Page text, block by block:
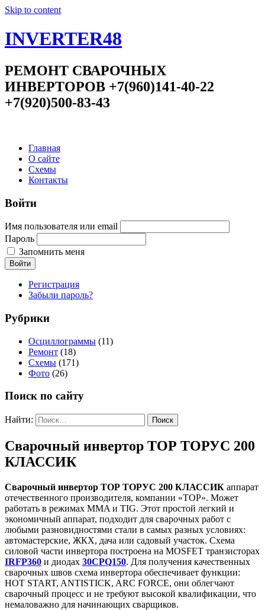
Skip to content
INVERTER48
РЕМОНТ СВАРОЧНЫХ
ИНВЕРТОРОВ +7(960)141-40-22
+7(920)500-83-43
Главная
О сайте
Схемы
Контакты
Войти
Имя пользователя или email
Пароль
Запомнить меня
Войти
Регистрация
Забыли пароль?
Рубрики
Осциллограммы (11)
Ремонт (18)
Схемы (171)
Фото (26)
Поиск по сайту
Найти:
Cварочный инвертор ТОР ТОРУС 200
КЛАССИК
Cварочный инвертор ТОР ТОРУС 200 КЛАССИК аппарат
отечественного производителя, компании «ТОР». Может
работать в режимах MMA и TIG. Этот простой легкий и
экономичный аппарат, подходит для сварочных работ с
любыми разновидностями стали в самых разных условиях:
автомастерские, ЖКХ, дача или садовый участок. Схема
силовой части инвертора построена на MOSFET транзисторах
IRFP360 и диодах 30CPQ150. Для получения качественных
сварочных швов схема инвертора обеспечивает функции:
HOT START, ANTISTICK, ARC FORCE, они облегчают
сварочный процесс и не требуют высокой квалификации, что
немаловажно для начинающих сварщиков.